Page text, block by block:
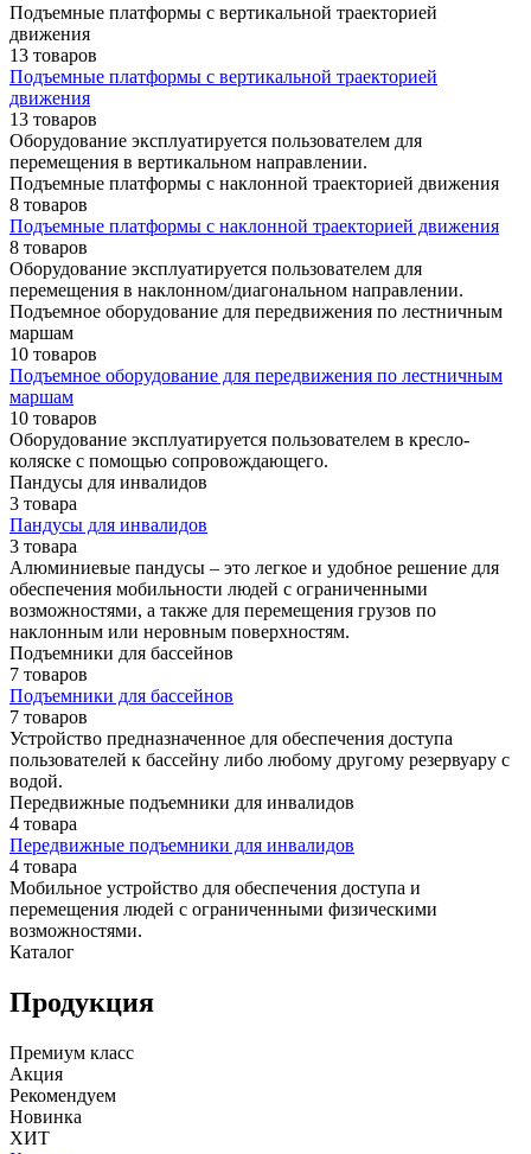
Подъемные платформы с вертикальной траекторией
движения
13 товаров
Подъемные платформы с вертикальной траекторией
движения
13 товаров
Оборудование эксплуатируется пользователем для
перемещения в вертикальном направлении.
Подъемные платформы с наклонной траекторией движения
8 товаров
Подъемные платформы с наклонной траекторией движения
8 товаров
Оборудование эксплуатируется пользователем для
перемещения в наклонном/диагональном направлении.
Подъемное оборудование для передвижения по лестничным
маршам
10 товаров
Подъемное оборудование для передвижения по лестничным
маршам
10 товаров
Оборудование эксплуатируется пользователем в кресло-
коляске с помощью сопровождающего.
Пандусы для инвалидов
3 товара
Пандусы для инвалидов
3 товара
Алюминиевые пандусы – это легкое и удобное решение для
обеспечения мобильности людей с ограниченными
возможностями, а также для перемещения грузов по
наклонным или неровным поверхностям.
Подъемники для бассейнов
7 товаров
Подъемники для бассейнов
7 товаров
Устройство предназначенное для обеспечения доступа
пользователей к бассейну либо любому другому резервуару с
водой.
Передвижные подъемники для инвалидов
4 товара
Передвижные подъемники для инвалидов
4 товара
Мобильное устройство для обеспечения доступа и
перемещения людей с ограниченными физическими
возможностями.
Каталог
Продукция
Премиум класс
Акция
Рекомендуем
Новинка
ХИТ